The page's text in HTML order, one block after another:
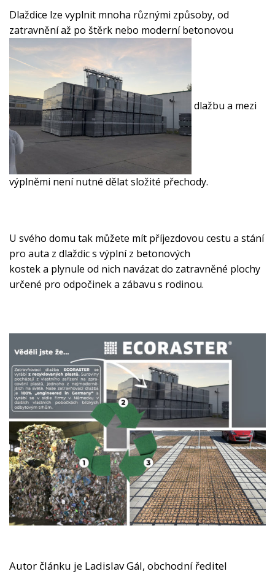
Dlaždice lze vyplnit mnoha různými způsoby, od
zatravnění až po štěrk nebo moderní betonovou
dlažbu a mezi
výplněmi není nutné dělat složité přechody.
U svého domu tak můžete mít příjezdovou cestu a stání
pro auta z dlaždic s výplní z betonových
kostek a plynule od nich navázat do zatravněné plochy
určené pro odpočinek a zábavu s rodinou.
Autor článku je Ladislav Gál, obchodní ředitel